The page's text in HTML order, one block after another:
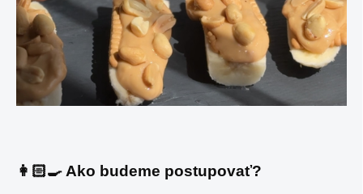
👩🏻‍🍳 Ako budeme postupovať?